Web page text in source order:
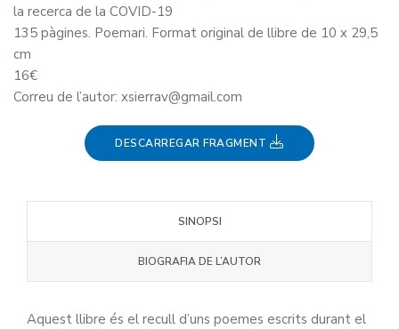
la recerca de la COVID-19
135 pàgines. Poemari. Format original de llibre de 10 x 29,5
cm
16€
Correu de l’autor: xsierrav@gmail.com
DESCARREGAR FRAGMENT
SINOPSI
BIOGRAFIA DE L’AUTOR
Aquest llibre és el recull d’uns poemes escrits durant el